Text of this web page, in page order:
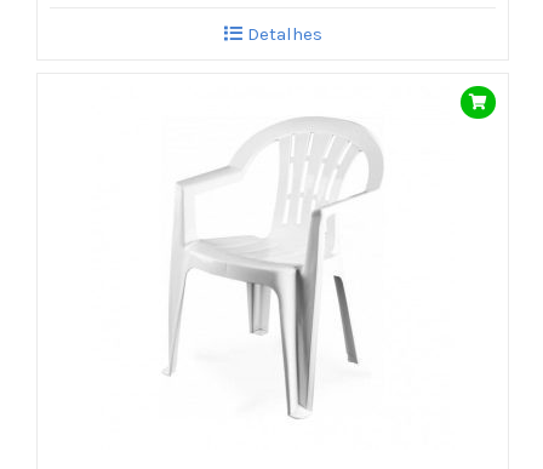
Detalhes